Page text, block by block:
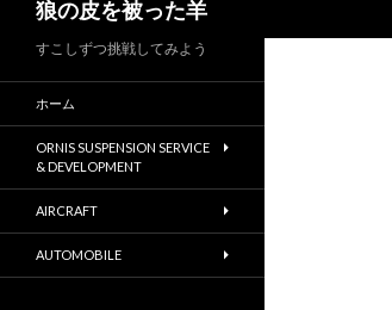
狼の皮を被った羊
すこしずつ挑戦してみよう
ホーム
ORNIS SUSPENSION SERVICE
& DEVELOPMENT
AIRCRAFT
AUTOMOBILE